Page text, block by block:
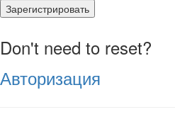
Зарегистрировать
Don't need to reset?
Авторизация